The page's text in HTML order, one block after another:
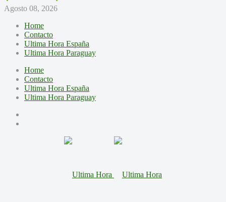
Agosto 08, 2026
Home
Contacto
Ultima Hora España
Ultima Hora Paraguay
Home
Contacto
Ultima Hora España
Ultima Hora Paraguay